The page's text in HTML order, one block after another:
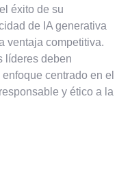
éxito de su
de IA generativa
ventaja competitiva.
líderes deben
centrado en el
y ético a la